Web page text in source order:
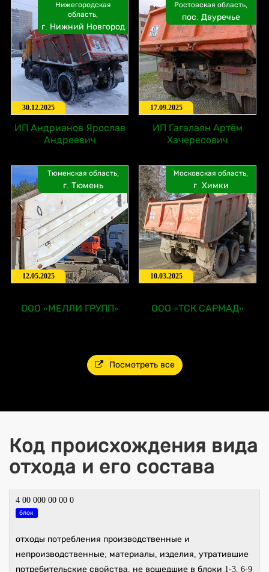
Нижегородская
область,
г. Нижний Новгород
30.12.2025
ИП Андрианов Ярослав
Андреевич
Ростовская область,
пос. Двуречье
17.09.2025
ИП Гагалаян Артём
Хачересович
Тюменская область,
г. Тюмень
12.05.2025
ООО «МЕЛЛИ ГРУПП»
Московская область,
г. Химки
10.03.2025
ООО «ТСК САРМАД»
Посмотреть все
Код происхождения вида
отхода и его состава
4 00 000 00 00 0
блок
отходы потребления производственные и
непроизводственные; материалы, изделия, утратившие
потребительские свойства, не вошедшие в блоки 1-3, 6-9